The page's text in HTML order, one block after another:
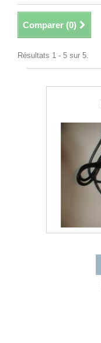
Comparer (0)
Résultats 1 - 5 sur 5.